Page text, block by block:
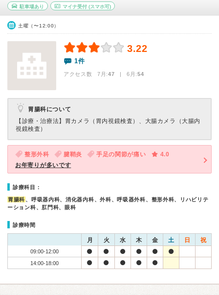
駐車場あり マイナ受付(スマホ可)
土曜（〜12:00）
3.22
1件
アクセス数 7月:47 | 6月:54
胃腸科について
【診療・治療法】 胃カメラ（胃内視鏡検査）、大腸カメラ（大腸内
視鏡検査）
整形外科 腱鞘炎 手足の関節が痛い
4.0
お年寄りが多いです
診療科目：
胃腸科 、呼吸器内科、消化器内科、外科、呼吸器外科、整形外科、リハビリテ
ーション科、肛門科、眼科
診療時間
月 火 水 木 金 土 日 祝
09:00-12:00
14:00-18:00